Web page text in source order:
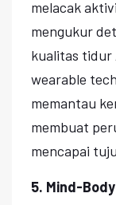
melacak
mengukur
kualitas tidur
wearable
memantau
membuat
mencapai
5. Mind-